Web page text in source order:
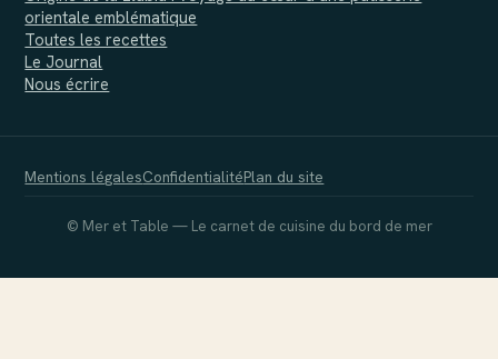
orientale emblématique
Toutes les recettes
Le Journal
Nous écrire
Mentions légalesConfidentialitéPlan du site
© Mer et Table — Le carnet de cuisine du bord de mer